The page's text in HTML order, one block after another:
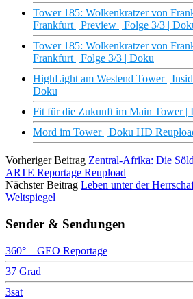
Tower 185: Wolkenkratzer von
Frankfurt | Preview | Folge 3/3 |
Tower 185: Wolkenkratzer von
Frankfurt | Folge 3/3 | Doku
HighLight am Westend Tower |
Doku
Fit für die Zukunft im Main Tower |
Mord im Tower | Doku HD
Vorheriger Beitrag Zentral-Afrika: Die
ARTE Reportage Reupload
Nächster Beitrag Leben unter der
Weltspiegel
Sender & Sendungen
360° – GEO Reportage
37 Grad
3sat